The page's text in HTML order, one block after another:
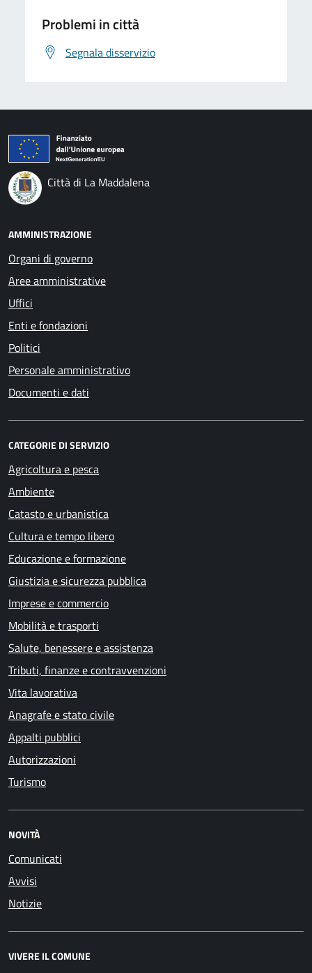
Problemi in città
Segnala disservizio
Città di La Maddalena
AMMINISTRAZIONE
Organi di governo
Aree amministrative
Uffici
Enti e fondazioni
Politici
Personale amministrativo
Documenti e dati
CATEGORIE DI SERVIZIO
Agricoltura e pesca
Ambiente
Catasto e urbanistica
Cultura e tempo libero
Educazione e formazione
Giustizia e sicurezza pubblica
Imprese e commercio
Mobilità e trasporti
Salute, benessere e assistenza
Tributi, finanze e contravvenzioni
Vita lavorativa
Anagrafe e stato civile
Appalti pubblici
Autorizzazioni
Turismo
NOVITÀ
Comunicati
Avvisi
Notizie
VIVERE IL COMUNE